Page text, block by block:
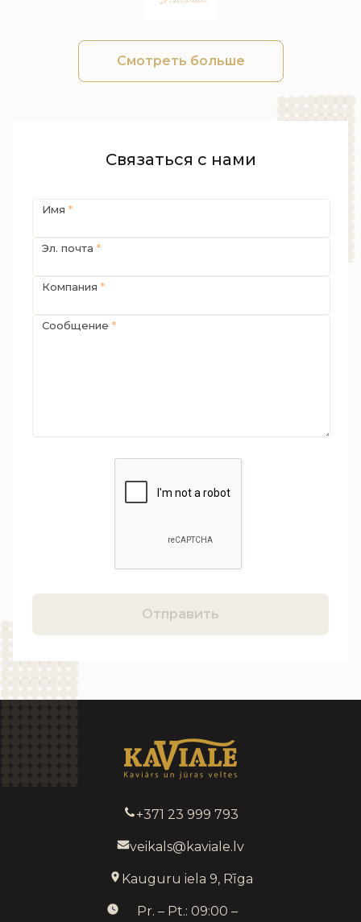
Смотреть больше
Связаться с нами
Имя *
Эл. почта *
Компания *
Сообщение *
Отправить
+371 23 999 793
veikals@kaviale.lv
Kauguru iela 9, Rīga
Pr. – Pt.: 09:00 –